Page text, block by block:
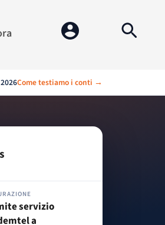
Come testiamo i conti →
servizio
a